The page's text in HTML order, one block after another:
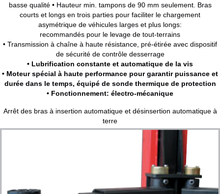
basse qualité • Hauteur min. tampons de 90 mm seulement. Bras
courts et longs en trois parties pour faciliter le chargement
asymétrique de véhicules larges et plus longs:
recommandés pour le levage de tout-terrains
• Transmission à chaîne à haute résistance, pré-étirée avec dispositif
de sécurité de contrôle desserrage
• Lubrification constante et automatique de la vis
• Moteur spécial à haute performance pour garantir puissance et
durée dans le temps, équipé de sonde thermique de protection
• Fonctionnement: électro-mécanique
Arrêt des bras à insertion automatique et désinsertion automatique à
terre